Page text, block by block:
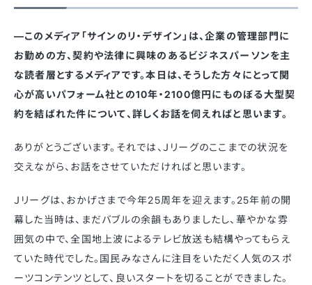
—このメディア「サインのリ・デザイン」は、企業の管理部門に
お勤めの方、契約や法律に興味のあるビジネスパーソンを主
な読者層とするメディアです。本日は、そうした方々にとって関
心が高いパフォーム社との10年・2100億円にものぼる大型契
約を結ばれた件について、詳しくお話を伺えればと思います。
ありがとうございます。それでは、Ｊリーグのここまでの状況を
交えながら、お話をさせていただければと思います。
Ｊリーグは、おかげさまで今年25周年を迎えます。25年前の開
幕した当時は、まだバブルの余韻もありましたし、華やかな雰
囲気の中で、全国地上波によるテレビ放送も結構やってもらえ
ていた時代でした。国民みなさんに注目をいただく人気のスポ
ーツコンテンツとして、良いスタートを切ることができました。